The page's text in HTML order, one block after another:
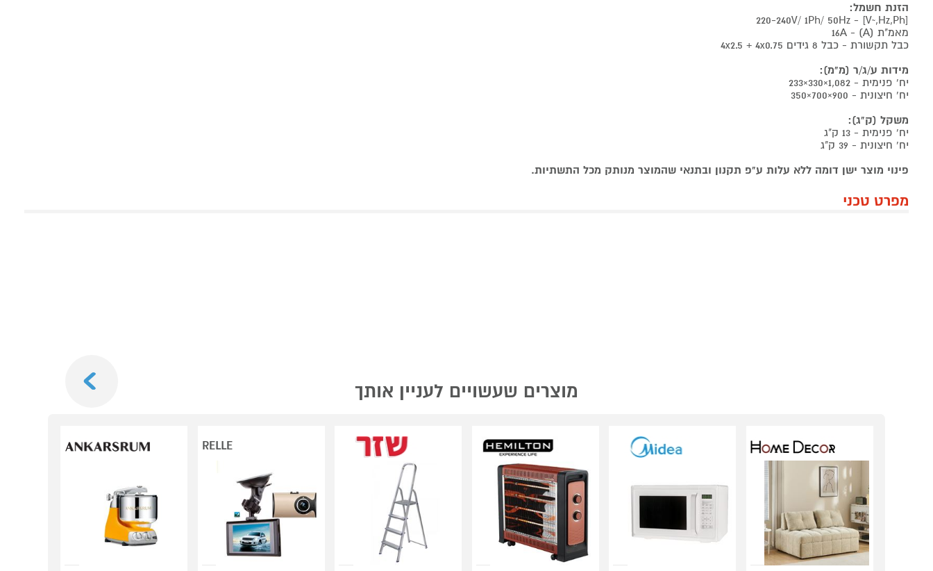
הזנת חשמל:
[V~,Hz,Ph] - 220-240V/ 1Ph/ 50Hz
מאמ"ת (A) - 16A
כבל תקשורת - כבל 8 גידים 4x2.5 + 4x0.75
מידות ע/ג/ר (מ"מ):
יח' פנימית - 1,082×330×233
יח' חיצונית - 900×700×350
משקל (ק"ג):
יח' פנימית - 13 ק"ג
יח' חיצונית - 39 ק"ג
פינוי מוצר ישן דומה ללא עלות ע"פ תקנון ובתנאי שהמוצר מנותק מכל התשתיות.
מפרט טכני
מוצרים שעשויים לעניין אותך
RELLE